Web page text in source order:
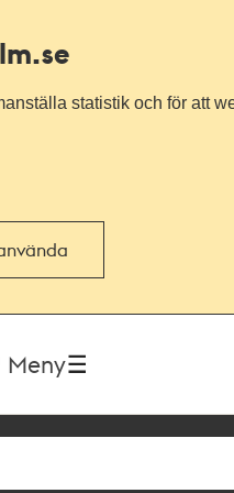
statistik och för att
Meny